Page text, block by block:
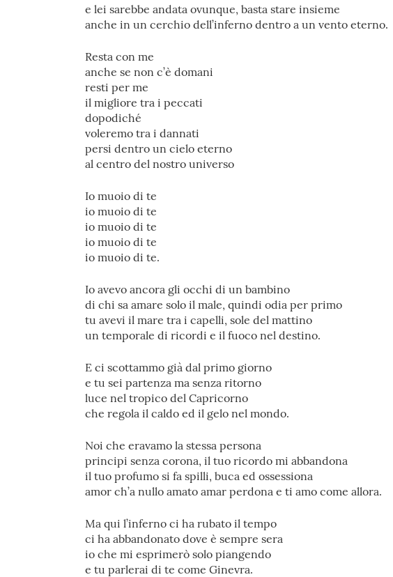
e lei sarebbe andata ovunque, basta stare insieme
anche in un cerchio dell’inferno dentro a un vento eterno.
Resta con me
anche se non c’è domani
resti per me
il migliore tra i peccati
dopodiché
voleremo tra i dannati
persi dentro un cielo eterno
al centro del nostro universo
Io muoio di te
io muoio di te
io muoio di te
io muoio di te
io muoio di te.
Io avevo ancora gli occhi di un bambino
di chi sa amare solo il male, quindi odia per primo
tu avevi il mare tra i capelli, sole del mattino
un temporale di ricordi e il fuoco nel destino.
E ci scottammo già dal primo giorno
e tu sei partenza ma senza ritorno
luce nel tropico del Capricorno
che regola il caldo ed il gelo nel mondo.
Noi che eravamo la stessa persona
principi senza corona, il tuo ricordo mi abbandona
il tuo profumo si fa spilli, buca ed ossessiona
amor ch’a nullo amato amar perdona e ti amo come allora.
Ma qui l’inferno ci ha rubato il tempo
ci ha abbandonato dove è sempre sera
io che mi esprimerò solo piangendo
e tu parlerai di te come Ginevra.